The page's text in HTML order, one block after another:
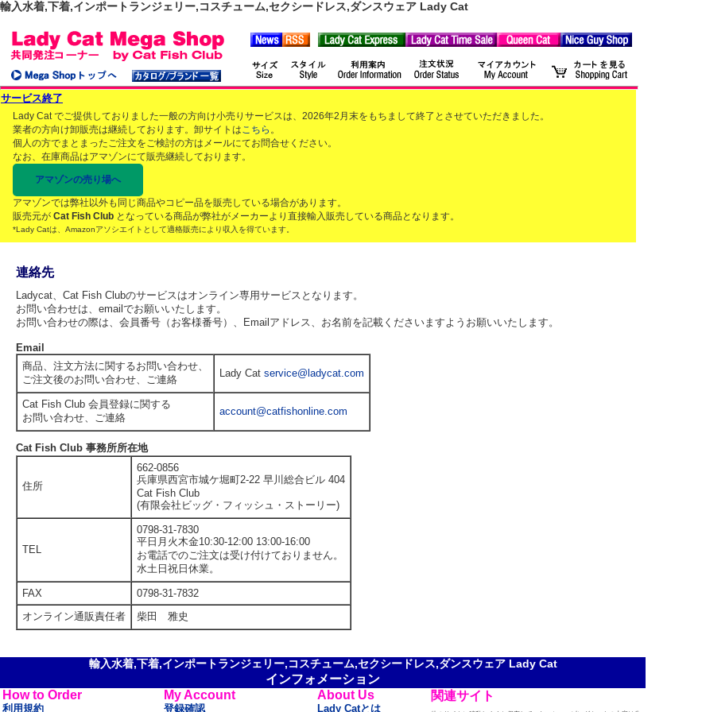
輸入水着,下着,インポートランジェリー,コスチューム,セクシードレス,ダンスウェア Lady Cat
サービス終了
Lady Cat でご提供しておりました一般の方向け小売りサービスは、2026年2月末をもちまして終了とさせていただきました。
業者の方向け卸販売は継続しております。卸サイトはこちら 。
個人の方でまとまったご注文をご検討の方はメールにてお問合せください。
なお、在庫商品はアマゾンにて販売継続しております。
アマゾンの売り場へ
アマゾンでは弊社以外も同じ商品やコピー品を販売している場合があります。
販売元が Cat Fish Club となっている商品が弊社がメーカーより直接輸入販売している商品となります。
*Lady Catは、Amazonアソシエイトとして適格販売により収入を得ています。
連絡先
Ladycat、Cat Fish Clubのサービスはオンライン専用サービスとなります。
お問い合わせは、emailでお願いいたします。
お問い合わせの際は、会員番号（お客様番号）、Emailアドレス、お名前を記載くださいますようお願いいたします。
Email
商品、注文方法に関するお問い合わせ、
ご注文後のお問い合わせ、ご連絡
Lady Cat service@ladycat.com
Cat Fish Club 会員登録に関する
お問い合わせ、ご連絡
account@catfishonline.com
Cat Fish Club 事務所所在地
住所
662-0856
兵庫県西宮市城ケ堀町2-22 早川総合ビル 404
Cat Fish Club
(有限会社ビッグ・フィッシュ・ストーリー)
TEL
0798-31-7830
平日月火木金10:30-12:00 13:00-16:00
お電話でのご注文は受け付けておりません。
水土日祝日休業。
FAX
0798-31-7832
オンライン通販責任者
柴田 雅史
輸入水着,下着,インポートランジェリー,コスチューム,セクシードレス,ダンスウェア Lady Cat
インフォメーション
How to Order
利用規約
My Account
登録確認
About Us
Lady Catとは
関連サイト